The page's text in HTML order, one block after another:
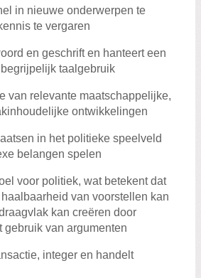
in nieuwe onderwerpen te
te vergaren
en geschrift en hanteert een
taalgebruik
van relevante maatschappelijke,
ontwikkelingen
in het politieke speelveld
belangen spelen
voor politiek, wat betekent dat
van voorstellen kan
kan creëren door
gebruik van argumenten
integer en handelt